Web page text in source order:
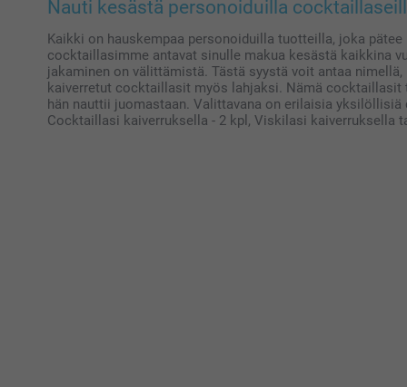
Nauti kesästä personoiduilla
Kaikki on hauskempaa personoiduilla tuotteilla, joka
cocktaillasimme antavat sinulle makua kesästä kaikkina
jakaminen on välittämistä. Tästä syystä voit antaa
kaiverretut cocktaillasit myös lahjaksi. Nämä cocktaillasit
hän nauttii juomastaan. Valittavana on erilaisia
Cocktaillasi kaiverruksella - 2 kpl, Viskilasi kaiverruksella